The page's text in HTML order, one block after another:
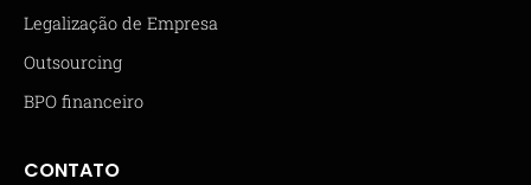
Legalização de Empresa
Outsourcing
BPO financeiro
CONTATO